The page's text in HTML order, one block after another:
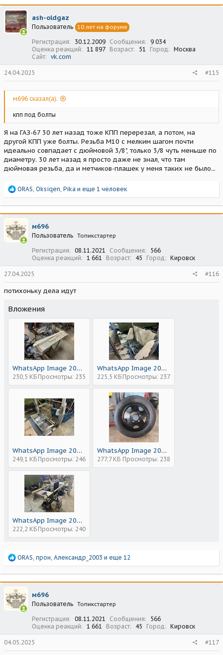
к
ц
и
и
:
ash-oldgaz
Пользователь 10 лет на форуме
Регистрация 30.12.2009 Сообщения
9 034
Оценка реакций
11 897 Возраст 51 Город
Москва
Сайт
vk.com
24.04.2025 #115
м696 сказал(а):
кпп под болты
Я на ГАЗ-67 30 лет назад тоже КПП перерезал, а потом, на
другой КПП уже болты. Резьба М10 с мелким шагом почти
идеально совпадает с дюймовой 3/8", только 3/8 чуть меньше по
диаметру. 30 лет назад я просто даже не знал, что там
дюймовая резьба, да и метчиков-плашек у меня таких не было...
Р
а
к
ц
и
и
ORAS Oksiqen Pika и еще 1 человек
м696
Пользователь Топикстартер
Регистрация 08.11.2021 Сообщения
566
Оценка реакций
1 661 Возраст 45 Город Кировск
27.04.2025 #116
потихоньку дела идут
Вложения
WhatsApp Image 2025-04-27 at 21.19.40 (2).jpeg
230,5 КБ Просмотры: 235
WhatsApp Image 2025-04-27 at 21.19.40 (1).jpeg
225,5 КБ Просмотры: 237
WhatsApp Image 2025-04-27 at 21.19.40.jpeg
249,1 КБ Просмотры: 246
WhatsApp Image 2025-04-27 at 21.19.39 (1).jpeg
277,7 КБ Просмотры: 238
WhatsApp Image 2025-04-27 at 21.19.39.jpeg
222,2 КБ Просмотры: 240
Р
а
к
ц
и
и
ORAS прон Александр_2003 и еще 12
м696
Пользователь Топикстартер
Регистрация 08.11.2021 Сообщения
566
Оценка реакций
1 661 Возраст 45 Город Кировск
04.05.2025 #117